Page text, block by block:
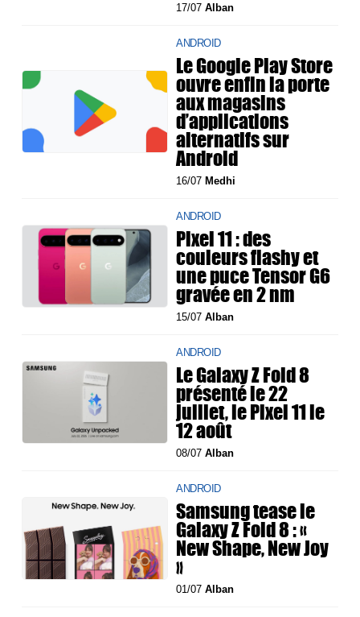
17/07Alban
ANDROID
Le Google Play Store
ouvre enfin la porte
aux magasins
d’applications
alternatifs sur
Android
16/07Medhi
ANDROID
Pixel 11 : des
couleurs flashy et
une puce Tensor G6
gravée en 2 nm
15/07Alban
ANDROID
Le Galaxy Z Fold 8
présenté le 22
juillet, le Pixel 11 le
12 août
08/07Alban
ANDROID
Samsung tease le
Galaxy Z Fold 8 : «
New Shape, New Joy
»
01/07Alban